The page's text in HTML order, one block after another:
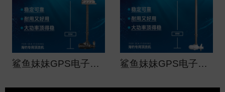
鲨鱼妹妹GPS电子锚（船用）大功率顶流机ss600 鲨鱼妹妹GPS电子锚（船用）大功率顶流机ss400